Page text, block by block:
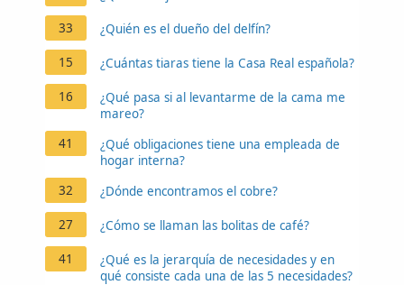
33 ¿Quién es el dueño del delfín?
15 ¿Cuántas tiaras tiene la Casa Real española?
16
¿Qué pasa si al levantarme de la cama me
mareo?
41
¿Qué obligaciones tiene una empleada de
hogar interna?
32
¿Dónde encontramos el cobre?
27 ¿Cómo se llaman las bolitas de café?
41
¿Qué es la jerarquía de necesidades y en
qué consiste cada una de las 5 necesidades?